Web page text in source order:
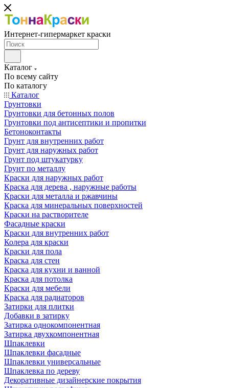
Интернет-гипермаркет краски
Каталог
По всему сайту
По каталогу
Каталог
Грунтовки
Грунтовки для бетонных полов
Грунтовки под антисептики и пропитки
Бетоноконтакты
Грунт для внутренних работ
Грунт для наружных работ
Грунт под штукатурку
Грунт по металлу
Краски для наружных работ
Краска для дерева , наружные работы
Краски для металла и ржавчины
Краска для минеральных поверхностей
Краски на растворителе
Фасадные краски
Краски для внутренних работ
Колера для краски
Краски для пола
Краска для стен
Краска для кухни и ванной
Краска для потолка
Краски для мебели
Краска для радиаторов
Затирки для плитки
Добавки в затирку
Затирка однокомпонентная
Затирка двухкомпонентная
Шпаклевки
Шпаклевки фасадные
Шпаклевки универсальные
Шпаклевка по дереву
Декоративные дизайнерские покрытия